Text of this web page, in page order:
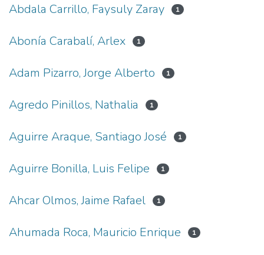
Abdala Carrillo, Faysuly Zaray 1
Abonía Carabalí, Arlex 1
Adam Pizarro, Jorge Alberto 1
Agredo Pinillos, Nathalia 1
Aguirre Araque, Santiago José 1
Aguirre Bonilla, Luis Felipe 1
Ahcar Olmos, Jaime Rafael 1
Ahumada Roca, Mauricio Enrique 1